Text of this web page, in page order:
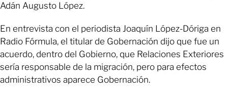
Adán Augusto López.
En entrevista con el periodista Joaquín López-Dóriga en
Radio Fórmula, el titular de Gobernación dijo que fue un
acuerdo, dentro del Gobierno, que Relaciones Exteriores
sería responsable de la migración, pero para efectos
administrativos aparece Gobernación.